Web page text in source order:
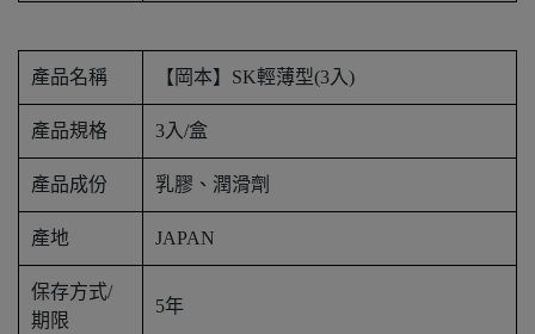
產品名稱 【岡本】SK輕薄型(3入)
產品規格 3入/盒
產品成份 乳膠、潤滑劑
產地 JAPAN
保存方式/
期限
5年